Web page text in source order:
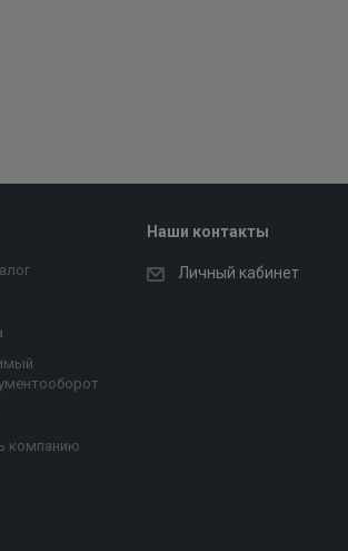
компанию
Наши контакты
Личный кабинет